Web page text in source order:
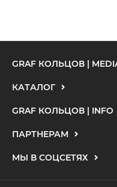
GRAF КОЛЬЦОВ |
КАТАЛОГ
GRAF КОЛЬЦОВ | INFO
ПАРТНЕРАМ
МЫ В СОЦСЕТЯХ